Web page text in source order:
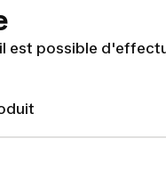
est possible